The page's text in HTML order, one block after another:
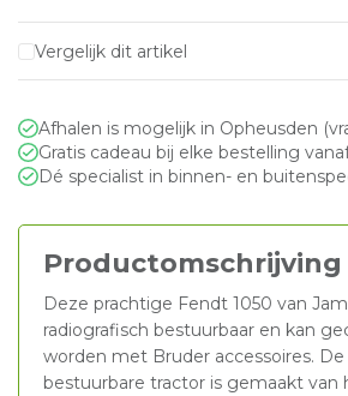
Vergelijk dit artikel
Afhalen is mogelijk in Opheusden
Gratis cadeau bij elke bestelling
Dé specialist in binnen- en
Productomschrijving
Deze prachtige Fendt 1050 van
radiografisch bestuurbaar en kan
worden met Bruder accessoires.
bestuurbare tractor is gemaakt van